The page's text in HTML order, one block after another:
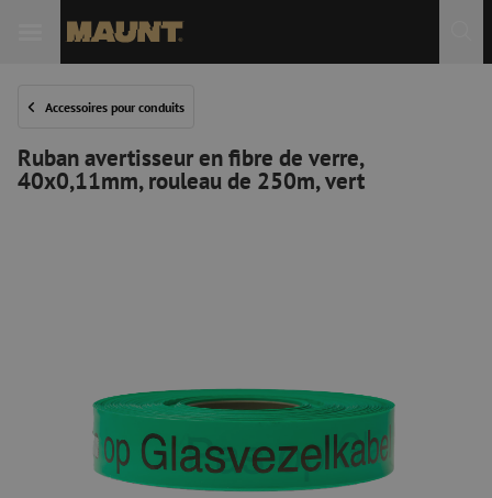
Accessoires pour conduits
Ruban avertisseur en fibre de verre,
40x0,11mm, rouleau de 250m, vert